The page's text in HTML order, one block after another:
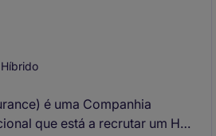
é uma Companhia
que está a recrutar um HR